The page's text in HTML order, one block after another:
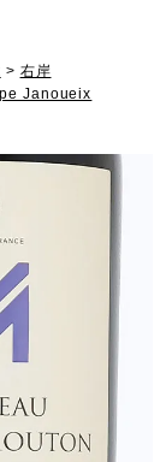
右岸
Janoueix